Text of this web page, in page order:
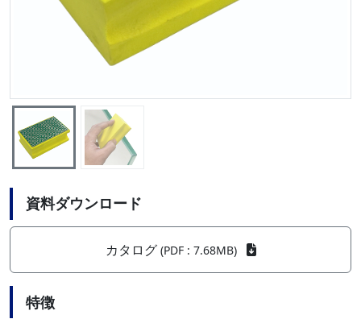
資料ダウンロード
カタログ (PDF : 7.68MB)
特徴